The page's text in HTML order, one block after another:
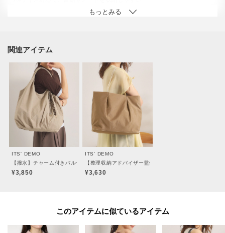
・マグネット付きフラップで、中身をさっと隠せる
＊ポケット数×1
※照明の関係により、実際よりも色味が違って見える場合があります。ま
た、パソコン・スマートフォンなどの環境により、若干製品と画像のカラー
が異なる場合もございます。
----------------------------------------
★お気に入り登録がおすすめ★
・お気に入り一覧からいつでもチェック
関連アイテム
ITS' DEMO
【撥水】チャーム付きバルーントート
¥3,850
ITS' DEMO
【整理収納アドバイザー監修】軽量撥水A4トート
¥3,630
このアイテムに似ているアイテム